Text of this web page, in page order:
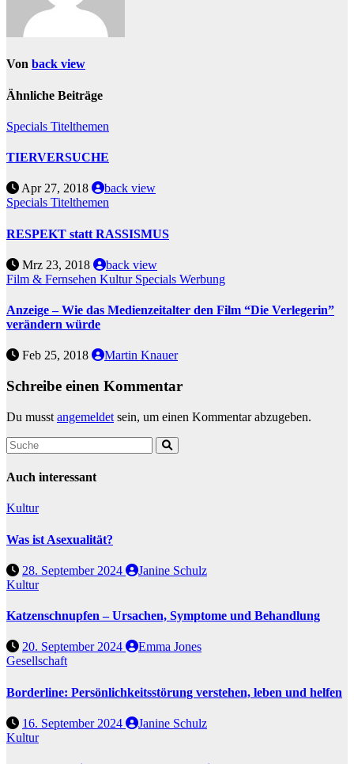
Von back view
Ähnliche Beiträge
Specials Titelthemen
TIERVERSUCHE
Apr 27, 2018
back view
Specials Titelthemen
RESPEKT statt RASSISMUS
Mrz 23, 2018
back view
Film & Fernsehen Kultur Specials Werbung
Anzeige – Wie das Medienzeitalter den Film “Die Verlegerin”
verändern würde
Feb 25, 2018 Martin Knauer
Schreibe einen Kommentar
Du musst angemeldet sein, um einen Kommentar abzugeben.
Auch interessant
Kultur
Was ist Asexualität?
28. September 2024
Janine Schulz
Kultur
Katzenschnupfen – Ursachen, Symptome und Behandlung
20. September 2024
Emma Jones
Gesellschaft
Borderline: Persönlichkeitsstörung verstehen, leben und helfen
16. September 2024
Janine Schulz
Kultur